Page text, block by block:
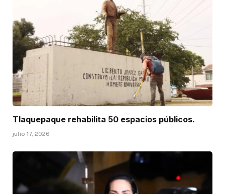
Tlaquepaque rehabilita 50 espacios públicos.
julio 17, 2026